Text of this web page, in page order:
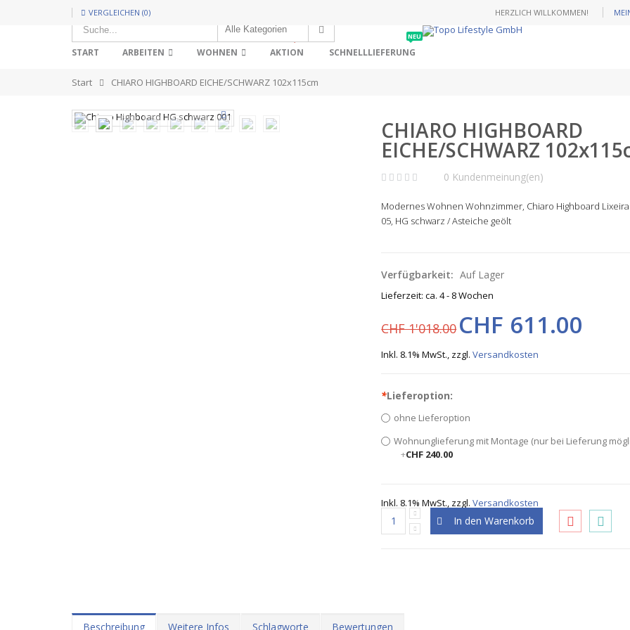
VERGLEICHEN (0) HERZLICH WILLKOMMEN!
START ARBEITEN WOHNEN AKTION SCHNELLLIEFERUNG
NEU
Start CHIARO HIGHBOARD EICHE/SCHWARZ 102x115cm
CHIARO HIGHBOARD
EICHE/SCHWARZ
0 Kundenmeinung(en)
Modernes Wohnen Wohnzimmer, Chiaro Highboard
05, HG schwarz / Asteiche geölt
Verfügbarkeit: Auf Lager
Lieferzeit: ca. 4 - 8 Wochen
CHF 1'018.00CHF 611.00
Inkl. 8.1% MwSt., zzgl.Versandkosten
*Lieferoption:
ohne Lieferoption
Wohnunglieferung mit Montage (nur bei Lieferung
+CHF 240.00
Inkl. 8.1% MwSt. zzgl.Versandkosten
In den Warenkorb
Beschreibung Weitere Infos Schlagworte Bewertungen